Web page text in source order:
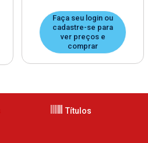
Faça seu login ou
cadastre-se para
ver preços e
comprar
Títulos